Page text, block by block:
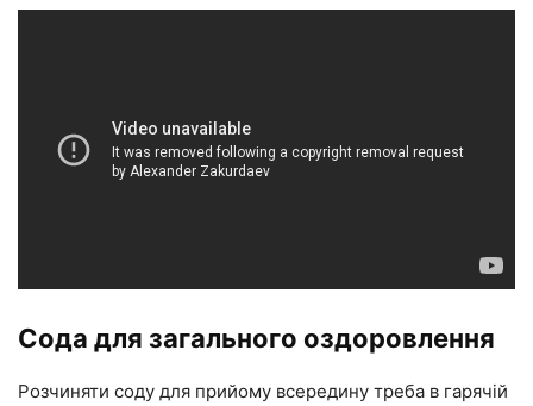
Сода для загального оздоровлення
Розчиняти соду для прийому всередину треба в гарячій